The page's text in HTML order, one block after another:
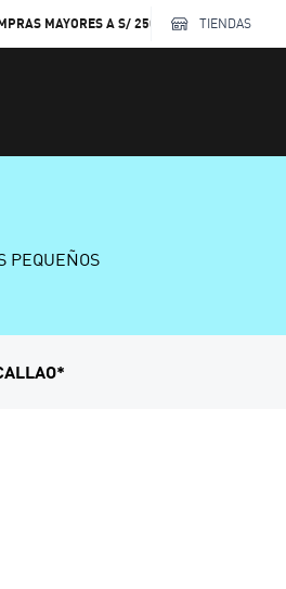
MAYORES A S/ 250 TIENDAS
PEQUEÑOS